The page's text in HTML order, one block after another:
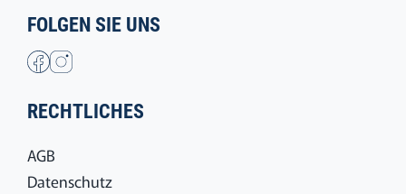
FOLGEN SIE UNS
RECHTLICHES
AGB
Datenschutz